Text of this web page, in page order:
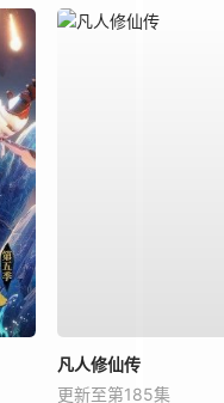
凡人修仙传
更新至第185集